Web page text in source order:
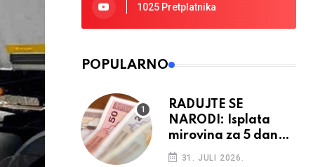
1025 Pretplatnika
POPULARNO
RADUJTE SE
NARODI: Isplata
mirovina za 5 dana,
retroaktivna
31. JULI 2026.